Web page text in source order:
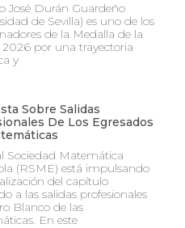
José Durán Guardeño
de Sevilla) es uno de los
de la Medalla de la
2026 por una trayectoria
y
Sobre Salidas
De Los Egresados
Sociedad Matemática
(RSME) está impulsando
del capítulo
a las salidas profesionales
Blanco de las
En este